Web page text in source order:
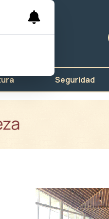
Seguridad